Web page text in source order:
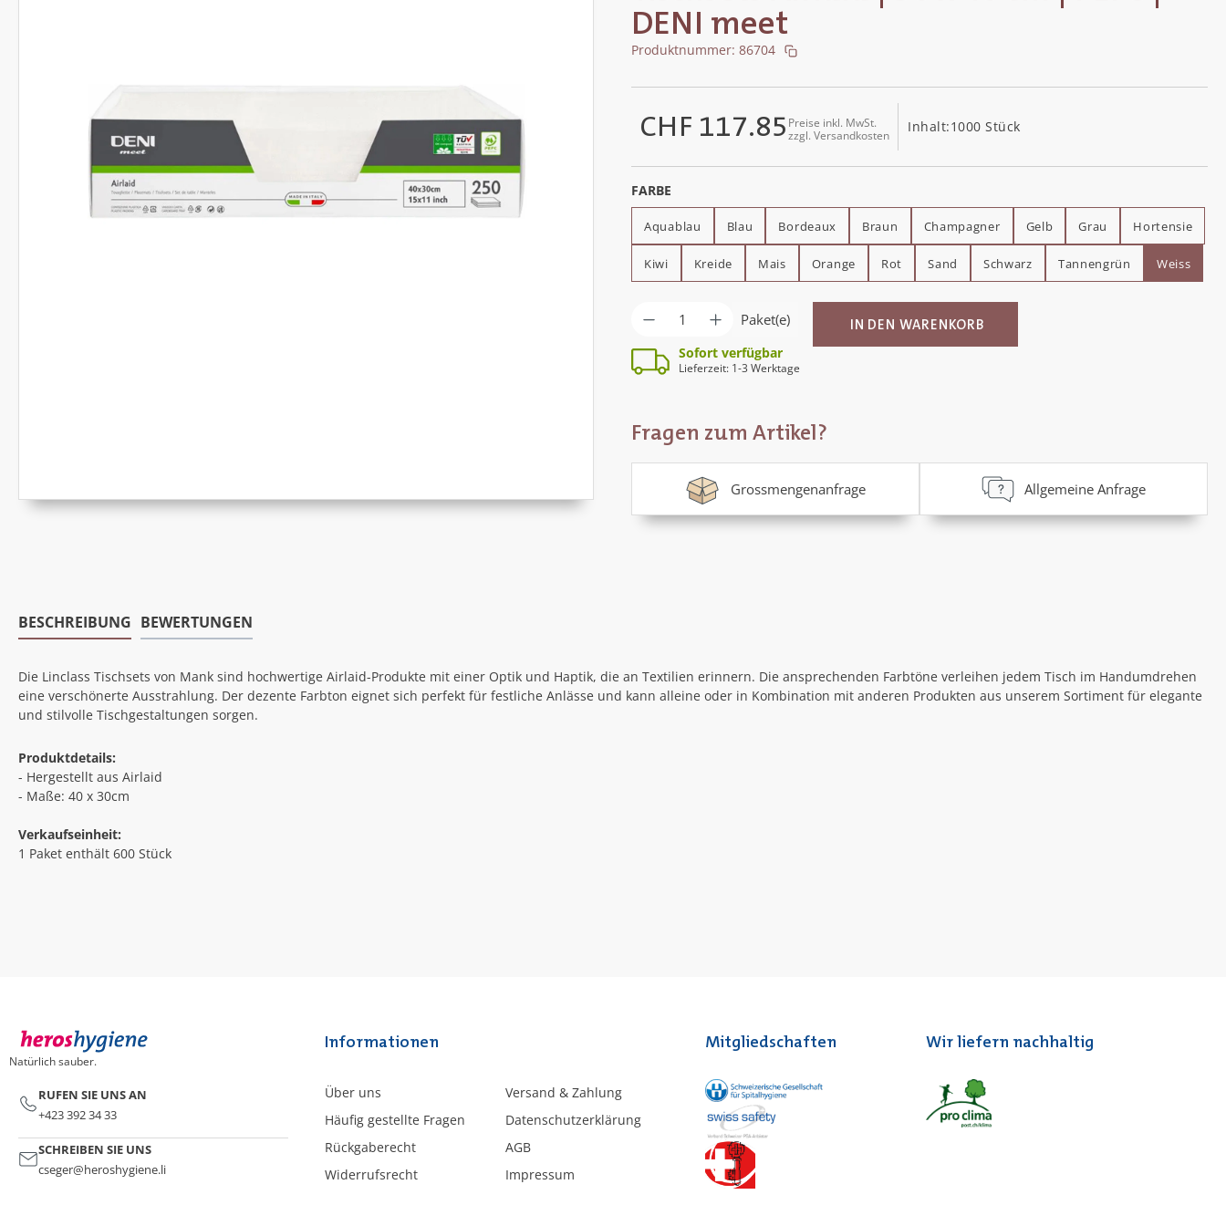
DENI meet
Regulärer Preis:
CHF 117.85 Preise inkl. MwSt.
zzgl. Versandkosten
Inhalt:1000 Stück
FARBE
Aquablau Blau Bordeaux Braun Champagner Gelb Grau Hortensie
Kiwi Kreide Mais Orange Rot Sand Schwarz Tannengrün Weiss
Produkt Anzahl: Gib den gewünschten Wert ein oder
Paket(e) IN DEN WARENKORB
Sofort verfügbar
Lieferzeit: 1-3 Werktage
Produktnummer: 86704
Fragen zum Artikel?
Grossmengenanfrage Allgemeine Anfrage
BESCHREIBUNG BEWERTUNGEN
Die Linclass Tischsets von Mank sind hochwertige Airlaid-Produkte mit einer Optik und Haptik, die an Textilien erinnern. Die ansprechenden Farbtöne verleihen jedem Tisch im Handumdrehen
eine verschönerte Ausstrahlung. Der dezente Farbton eignet sich perfekt für festliche Anlässe und kann alleine oder in Kombination mit anderen Produkten aus unserem Sortiment für elegante
und stilvolle Tischgestaltungen sorgen.
Produktdetails:
- Hergestellt aus Airlaid
- Maße: 40 x 30cm
Verkaufseinheit:
1 Paket enthält 600 Stück
Natürlich sauber.
RUFEN SIE UNS AN
+423 392 34 33
SCHREIBEN SIE UNS
cseger@heroshygiene.li
Mitgliedschaften
Informationen
Über uns
Häufig gestellte Fragen
Rückgaberecht
Widerrufsrecht
Versand & Zahlung
Datenschutzerklärung
AGB
Impressum
Wir liefern nachhaltig